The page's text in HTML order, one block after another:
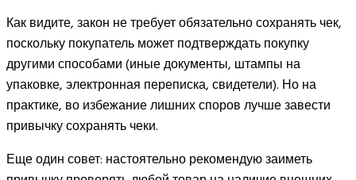
Как видите, закон не требует обязательно сохранять чек,
поскольку покупатель может подтверждать покупку
другими способами (иные документы, штампы на
упаковке, электронная переписка, свидетели). Но на
практике, во избежание лишних споров лучше завести
привычку сохранять чеки.
Еще один совет: настоятельно рекомендую заиметь